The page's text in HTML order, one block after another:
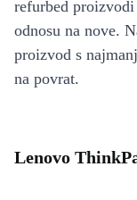
refurbed
odnosu na nove.
proizvod s
na povrat.
Lenovo